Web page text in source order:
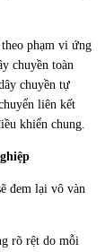
phạm vi ứng
chuyền toàn
chuyền tự
liên kết
khiển chung.
đem lại vô vàn
rõ rệt do mỗi